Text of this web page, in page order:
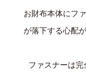
お財布本体にフ
が落下する心配
ファスナーは